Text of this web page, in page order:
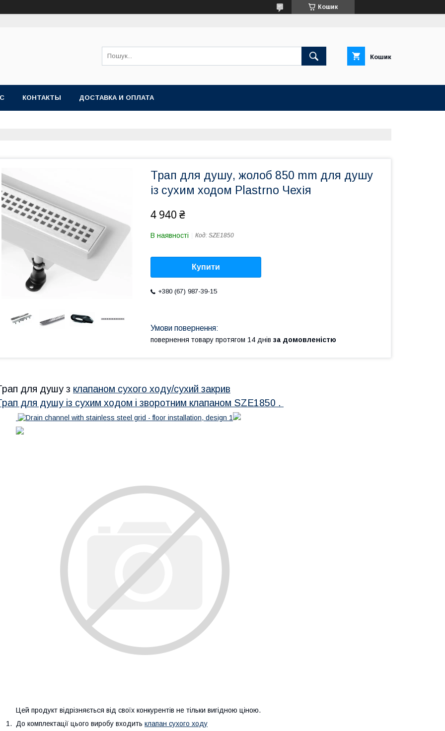
Кошик
Кошик
КОНТАКТЫ ДОСТАВКА И ОПЛАТА
Трап для душу, жолоб 850 mm для душу
із сухим ходом Plastrno Чехія
4 940 ₴
В наявності Код: SZE1850
Купити
+380 (67) 987-39-15
повернення товару протягом 14 днів за домовленістю
для душу з клапаном сухого ходу/сухий закрив
для душу із сухим ходом і зворотним клапаном SZE1850 .
Цей продукт відрізняється від своїх конкурентів не тільки вигідною ціною.
До комплектації цього виробу входить клапан сухого ходу